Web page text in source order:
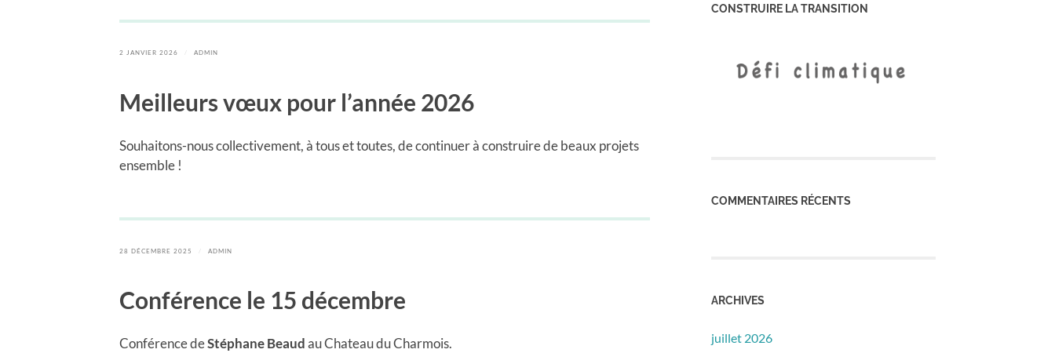
2 JANVIER 2026 ADMIN
Meilleurs vœux pour l’année 2026
Souhaitons-nous collectivement, à tous et toutes, de continuer à construire de beaux projets
ensemble !
28 DÉCEMBRE 2025 ADMIN
Conférence le 15 décembre
Conférence deStéphane Beaudau Chateau du Charmois.
CONSTRUIRE LA TRANSITION
COMMENTAIRES RÉCENTS
ARCHIVES
juillet 2026